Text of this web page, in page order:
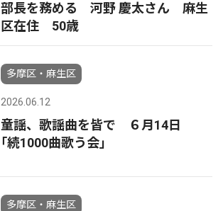
部長を務める 河野 慶太さん 麻生
区在住 50歳
多摩区・麻生区
2026.06.12
童謡、歌謡曲を皆で ６月14日
｢続1000曲歌う会｣
多摩区・麻生区